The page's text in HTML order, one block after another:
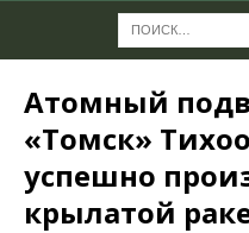
Атомный
«Томск»
успешно
крылатой